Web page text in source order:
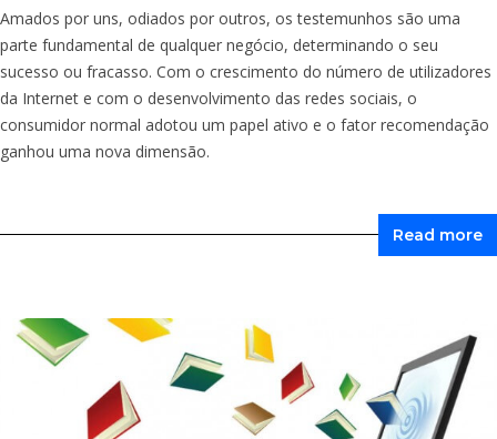
Amados por uns, odiados por outros, os testemunhos são uma
parte fundamental de qualquer negócio, determinando o seu
sucesso ou fracasso. Com o crescimento do número de utilizadores
da Internet e com o desenvolvimento das redes sociais, o
consumidor normal adotou um papel ativo e o fator recomendação
ganhou uma nova dimensão.
Read more